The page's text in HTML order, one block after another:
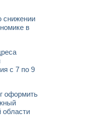
снижении
в
с 7 по 9
оформить
области